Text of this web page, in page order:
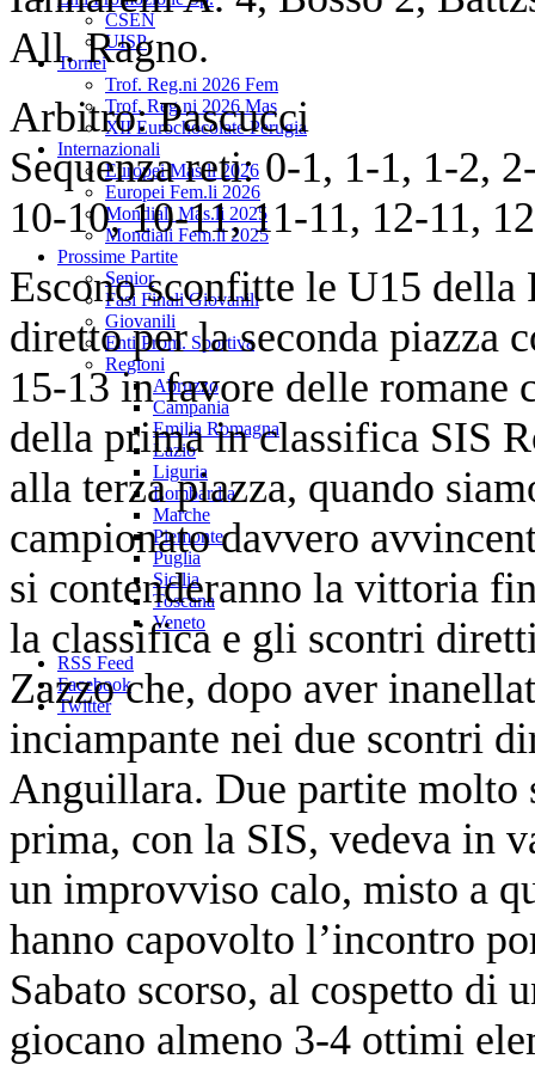
CSEN
UISP
Tornei
Trof. Reg.ni 2026 Fem
Trof. Reg.ni 2026 Mas
XII Eurochocolate Perugia
Internazionali
Europei Mas.li 2026
Europei Fem.li 2026
Mondiali Mas.li 2025
Mondiali Fem.li 2025
Prossime Partite
Senior
Fasi Finali Giovanili
Giovanili
Enti Prom. Sportiva
Regioni
Abruzzo
Campania
Emilia Romagna
Lazio
Liguria
Lombardia
Marche
Piemonte
Puglia
Sicilia
Toscana
Veneto
RSS Feed
Facebook
Twitter
All. Ragno.
Arbitro: Pascucci
Sequenza reti: 0-1, 1-1, 1-2,
10-10, 10-11, 11-11, 12-11,
Escono sconfitte le U15
diretto per la seconda piazza
15-13 in favore delle romane
della prima in classifica SIS
alla terza piazza, quando
campionato davvero
si contenderanno la vittoria
la classifica e gli scontri
Zazzo che, dopo aver
inciampante nei due scontri
Anguillara. Due partite molto
prima, con la SIS, vedeva in
un improvviso calo, misto a
hanno capovolto l’incontro
Sabato scorso, al cospetto di
giocano almeno 3-4 ottimi